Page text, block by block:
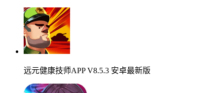
远元健康技师APP V8.5.3 安卓最新版